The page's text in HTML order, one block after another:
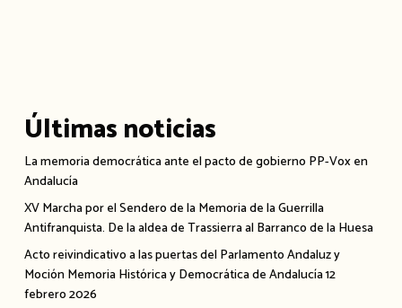
Últimas noticias
La memoria democrática ante el pacto de gobierno PP-Vox en
Andalucía
XV Marcha por el Sendero de la Memoria de la Guerrilla
Antifranquista. De la aldea de Trassierra al Barranco de la Huesa
Acto reivindicativo a las puertas del Parlamento Andaluz y
Moción Memoria Histórica y Democrática de Andalucía 12
febrero 2026